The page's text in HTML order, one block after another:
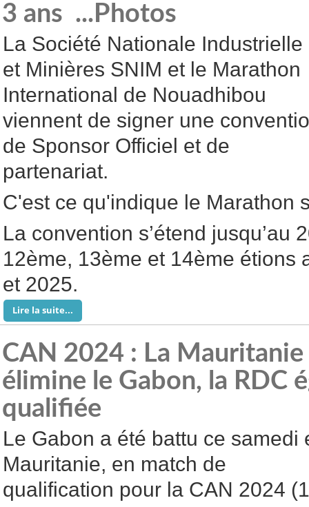
3 ans ...Photos
La Société Nationale Industrielle
et Minières SNIM et le Marathon
International de Nouadhibou
viennent de signer une
de Sponsor Officiel et de
partenariat.
C'est ce qu'indique le Marathon
La convention s’étend jusqu’au
12ème, 13ème et 14ème étions
et 2025.
Lire la suite...
CAN 2024 : La
élimine le Gabon, la RDC
qualifiée
Le Gabon a été battu ce samedi
Mauritanie, en match de
qualification pour la CAN 2024